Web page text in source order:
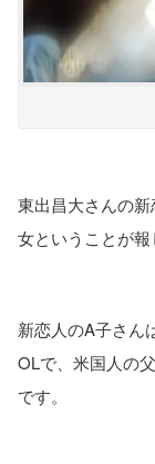
東出昌大さんの
女ということが報
新恋人のA子さん
OLで、米国人の
です。